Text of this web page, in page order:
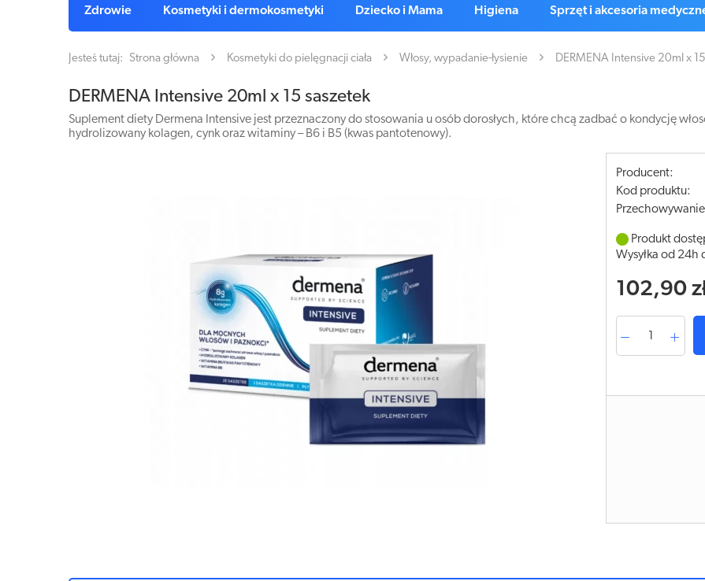
Zdrowie Kosmetyki i dermokosmetyki Dziecko i Mama Higiena Sprzęt i akcesoria
Jesteś tutaj: Strona główna Kosmetyki do pielęgnacji ciała Włosy, wypadanie-łysienie DERMENA Intensive 20ml x
DERMENA Intensive 20ml x 15 saszetek
Suplement diety Dermena Intensive jest przeznaczony do stosowania u osób dorosłych, które chcą zadbać o kondycję
hydrolizowany kolagen, cynk oraz witaminy – B6 i B5 (kwas pantotenowy).
Producent:
Kod produktu:
Produkt
Wysyłka od 24h
102,90